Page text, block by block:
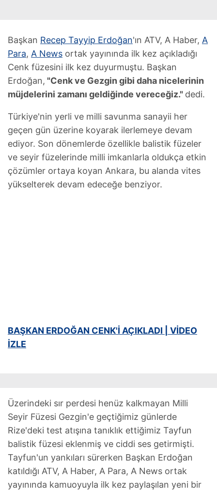
Başkan Recep Tayyip Erdoğan'ın ATV, A Haber, A
Para, A News ortak yayınında ilk kez açıkladığı
Cenk füzesini ilk kez duyurmuştu. Başkan
Erdoğan, "Cenk ve Gezgin gibi daha nicelerinin
müjdelerini zamanı geldiğinde vereceğiz." dedi.
Türkiye'nin yerli ve milli savunma sanayii her
geçen gün üzerine koyarak ilerlemeye devam
ediyor. Son dönemlerde özellikle balistik füzeler
ve seyir füzelerinde milli imkanlarla oldukça etkin
çözümler ortaya koyan Ankara, bu alanda vites
yükselterek devam edeceğe benziyor.
BAŞKAN ERDOĞAN CENK'İ AÇIKLADI | VİDEO
İZLE
Üzerindeki sır perdesi henüz kalkmayan Milli
Seyir Füzesi Gezgin'e geçtiğimiz günlerde
Rize'deki test atışına tanıklık ettiğimiz Tayfun
balistik füzesi eklenmiş ve ciddi ses getirmişti.
Tayfun'un yankıları sürerken Başkan Erdoğan
katıldığı ATV, A Haber, A Para, A News ortak
yayınında kamuoyuyla ilk kez paylaşılan yeni bir